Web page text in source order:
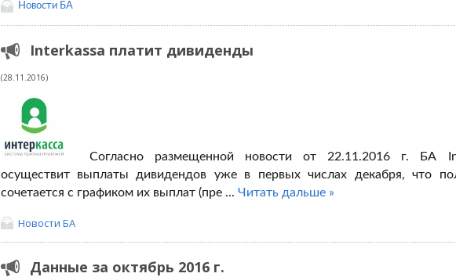
Новости БА
Interkassa платит дивиденды
(28.11.2016)
Согласно размещенной новости от 22.11.2016 г. БА
осуществит выплаты дивидендов уже в первых числах декабря, что
сочетается с графиком их выплат (пре ... Читать дальше »
Новости БА
Данные за октябрь 2016 г.